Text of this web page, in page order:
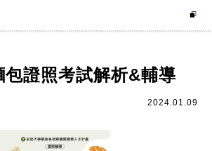
包證照考試解析&輔導
2024.01.09